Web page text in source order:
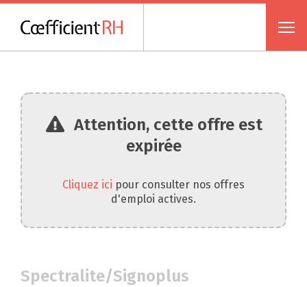
Attention, cette offre est
expirée
Cliquez ici pour consulter nos offres
d'emploi actives.
Spectralite/Signoplus